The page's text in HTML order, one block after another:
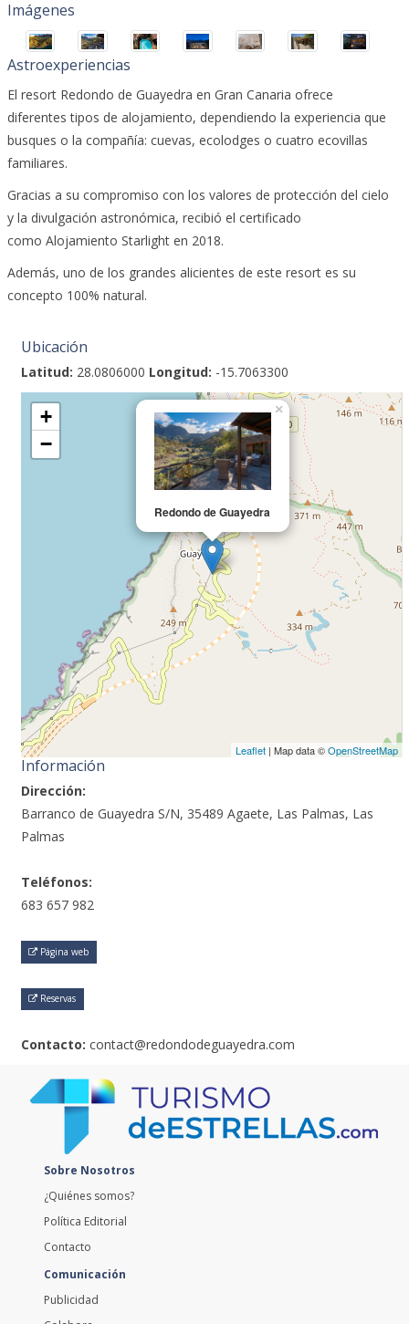
Imágenes
Astroexperiencias
El resort Redondo de Guayedra en Gran Canaria ofrece
diferentes tipos de alojamiento, dependiendo la experiencia que
busques o la compañía: cuevas, ecolodges o cuatro ecovillas
familiares.
Gracias a su compromiso con los valores de protección del cielo
y la divulgación astronómica, recibió el certificado
como Alojamiento Starlight en 2018.
Además, uno de los grandes alicientes de este resort es su
concepto 100% natural.
Ubicación
Latitud: 28.0806000 Longitud: -15.7063300
Redondo de Guayedra
×
+
−
Leaflet| Map data ©OpenStreetMap
Información
Dirección:
Barranco de Guayedra S/N, 35489 Agaete, Las Palmas, Las
Palmas
Teléfonos:
683 657 982
Página web
Reservas
Contacto: contact@redondodeguayedra.com
Sobre Nosotros
¿Quiénes somos?
Política Editorial
Contacto
Comunicación
Publicidad